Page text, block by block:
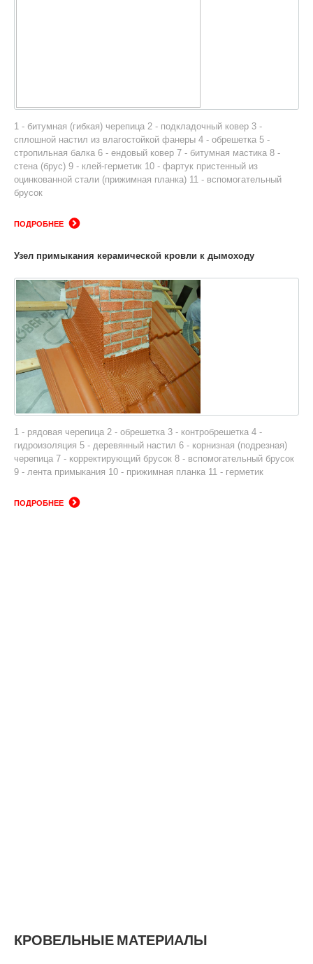
1 - битумная (гибкая) черепица 2 - подкладочный ковер 3 -
сплошной настил из влагостойкой фанеры 4 - обрешетка 5 -
стропильная балка 6 - ендовый ковер 7 - битумная мастика 8 -
стена (брус) 9 - клей-герметик 10 - фартук пристенный из
оцинкованной стали (прижимная планка) 11 - вспомогательный
брусок
ПОДРОБНЕЕ
Узел примыкания керамической кровли к дымоходу
1 - рядовая черепица 2 - обрешетка 3 - контробрешетка 4 -
гидроизоляция 5 - деревянный настил 6 - корнизная (подрезная)
черепица 7 - корректирующий брусок 8 - вспомогательный брусок
9 - лента примыкания 10 - прижимная планка 11 - герметик
ПОДРОБНЕЕ
КРОВЕЛЬНЫЕ МАТЕРИАЛЫ